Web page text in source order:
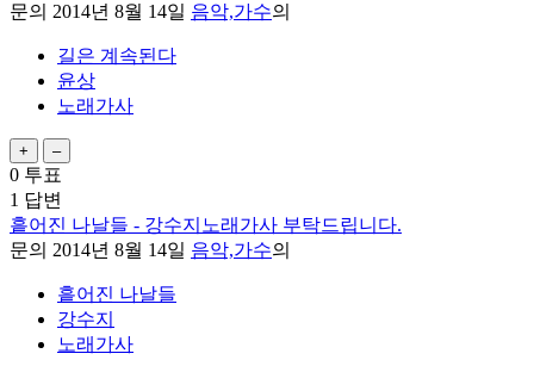
문의 2014년 8월 14일 음악,가수의
길은 계속된다
윤상
노래가사
0 투표
1 답변
흩어진 나날들 - 강수지노래가사 부탁드립니다.
문의 2014년 8월 14일 음악,가수의
흩어진 나날들
강수지
노래가사